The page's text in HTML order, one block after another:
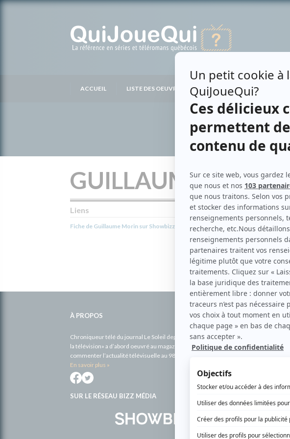
ACCUEIL LISTE DES OEUVRES LISTE DES PERSONNES
GUILLAUME MORIN
Liens
Fiche de Guillaume Morin sur Showbizz.net Virginie (
À PROPOS
Chroniqueur télé du journal Le Soleil depuis 2001, Richard Therrien carbure à son
la télévision» a d’abord oeuvré au magazine TV Hebdo de 1996 à 2001. Sa
commenter l’actualité télévisuelle au 98,5.
En savoir plus »
SUR LE RÉSEAU BIZZ MÉDIA